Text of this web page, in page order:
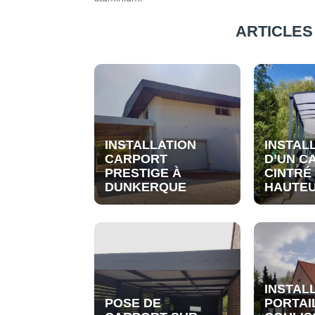
INSTALLATION
CARPORT
PRESTIGE À
DUNKERQUE
D’UN
CINTRÉ
POSE DE